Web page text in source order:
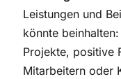
Leistungen und
könnte
Projekte, positive
Mitarbeitern oder